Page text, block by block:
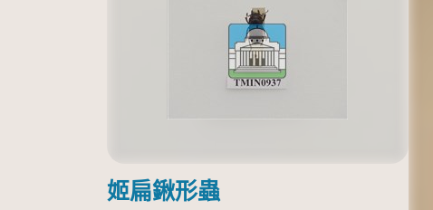
姬扁鍬形蟲